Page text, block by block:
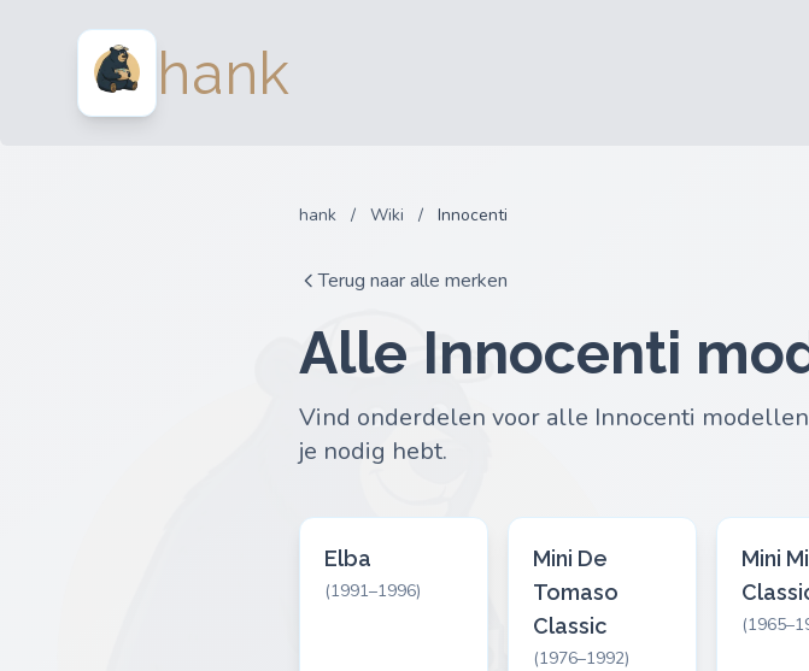
hank
hank / Wiki / Innocenti
Terug naar alle merken
Alle Innocenti
Vind onderdelen voor alle Innocenti
je nodig hebt.
Elba
(1991–1996)
Mini De
Tomaso
Classic
(1976–1992)
Mini